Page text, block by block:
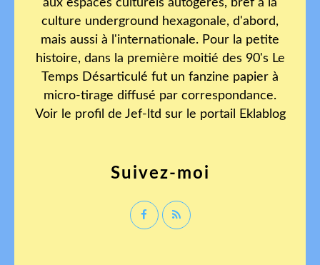
aux espaces culturels autogérés, bref à la
culture underground hexagonale, d'abord,
mais aussi à l'internationale. Pour la petite
histoire, dans la première moitié des 90's Le
Temps Désarticulé fut un fanzine papier à
micro-tirage diffusé par correspondance.
Voir le profil de Jef-ltd sur le portail Eklablog
Suivez-moi